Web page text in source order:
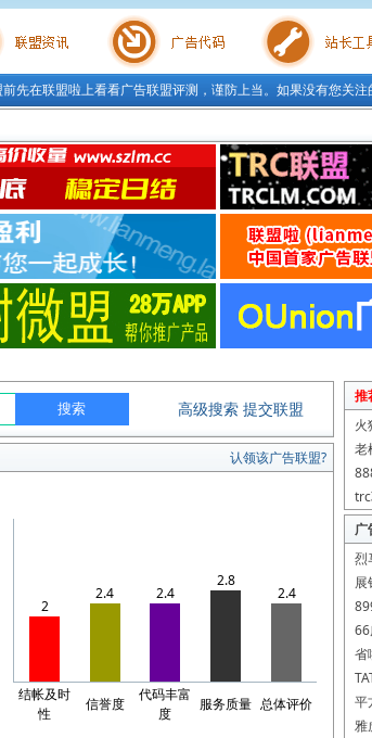
广告代码 站长工具
先在联盟啦上看看广告联盟评测，谨防上当。如果没有您关
高级搜索 提交联盟
认领该广告联盟?
2
2.4 2.4
2.8
2.4
结帐及时
性
信誉度
代码丰富
度
服务质量 总体评价
推
火
老
广
烈
展
省
平
雅